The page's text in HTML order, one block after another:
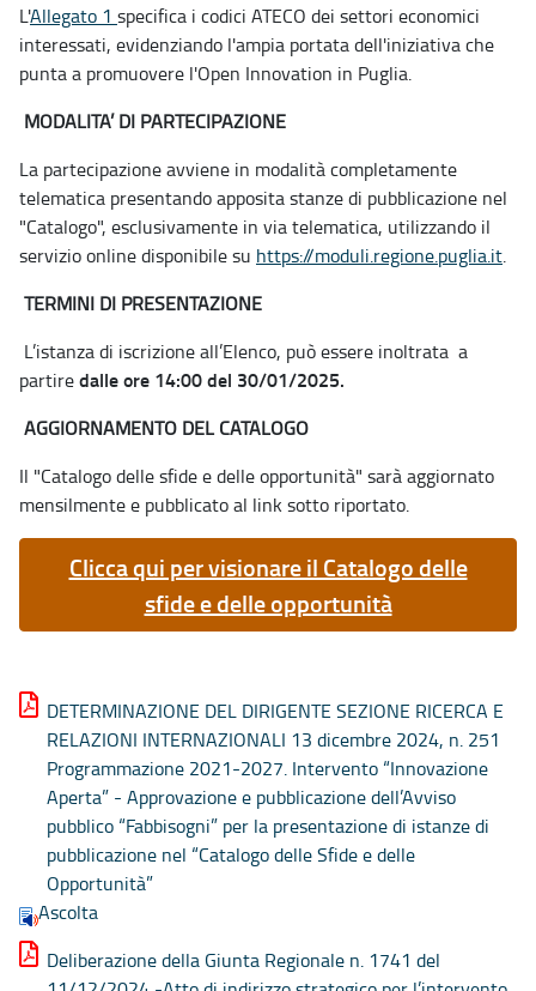
L'Allegato 1 specifica i codici ATECO dei settori economici
interessati, evidenziando l'ampia portata dell'iniziativa che
punta a promuovere l'Open Innovation in Puglia.
MODALITA’ DI PARTECIPAZIONE
La partecipazione avviene in modalità completamente
telematica presentando apposita stanze di pubblicazione nel
"Catalogo", esclusivamente in via telematica, utilizzando il
servizio online disponibile su https://moduli.regione.puglia.it.
TERMINI DI PRESENTAZIONE
L’istanza di iscrizione all’Elenco, può essere inoltrata a
partiredalle ore 14:00 del 30/01/2025.
AGGIORNAMENTO DEL CATALOGO
Il "Catalogo delle sfide e delle opportunità" sarà aggiornato
mensilmente e pubblicato al link sotto riportato.
Clicca qui per visionare il Catalogo delle
sfide e delle opportunità
DETERMINAZIONE DEL DIRIGENTE SEZIONE RICERCA E
RELAZIONI INTERNAZIONALI 13 dicembre 2024, n. 251
Programmazione 2021-2027. Intervento “Innovazione
Aperta” - Approvazione e pubblicazione dell’Avviso
pubblico “Fabbisogni” per la presentazione di istanze di
pubblicazione nel “Catalogo delle Sfide e delle
Opportunità”
Ascolta
Deliberazione della Giunta Regionale n. 1741 del